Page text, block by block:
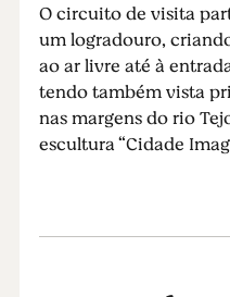
O circuito de visita
um logradouro,
ao ar livre até à
tendo também vista
nas margens do rio
escultura “Cidade